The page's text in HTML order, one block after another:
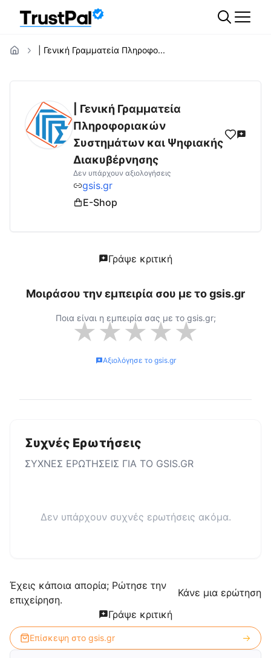
| Γενική Γραμματεία Πληροφο...
gsis.grΑξιολογήσεις | Δες Αξιολογήσεις
| Γενική Γραμματεία
Πληροφοριακών
Συστημάτων και Ψηφιακής
Διακυβέρνησης
Δεν υπάρχουν αξιολογήσεις
gsis.gr
E-Shop
Γράψε κριτική
Μοιράσου την εμπειρία σου με τοgsis.gr
Ποια είναι η εμπειρία σας με το gsis.gr;
★★★★★
Αξιολόγησε το gsis.gr
Συχνές Ερωτήσεις
ΣΥΧΝΕΣ ΕΡΩΤΗΣΕΙΣ ΓΙΑ ΤΟ GSIS.GR
Δεν υπάρχουν συχνές ερωτήσεις ακόμα.
Έχεις κάποια απορία; Ρώτησε την
επιχείρηση.
Κάνε μια ερώτηση
Γράψε κριτική
Επίσκεψη στο gsis.gr